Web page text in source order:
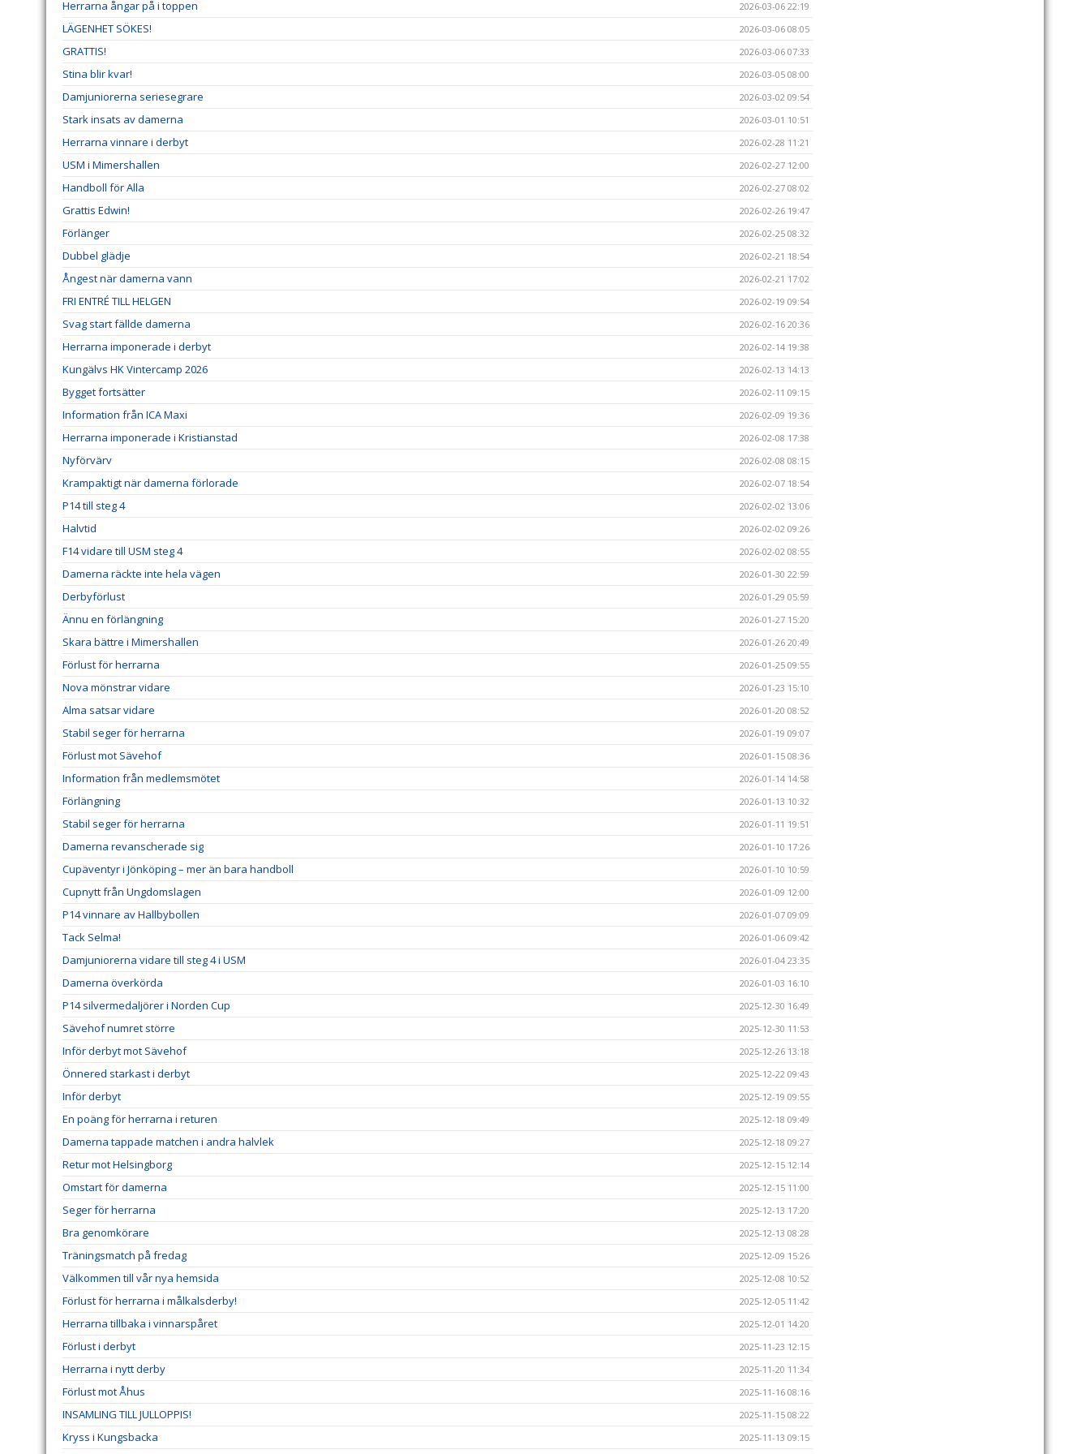
Herrarna ångar på i toppen 2026-03-06 22:19
LÄGENHET SÖKES! 2026-03-06 08:05
GRATTIS! 2026-03-06 07:33
Stina blir kvar! 2026-03-05 08:00
Damjuniorerna seriesegrare 2026-03-02 09:54
Stark insats av damerna 2026-03-01 10:51
Herrarna vinnare i derbyt 2026-02-28 11:21
USM i Mimershallen 2026-02-27 12:00
Handboll för Alla 2026-02-27 08:02
Grattis Edwin! 2026-02-26 19:47
Förlänger 2026-02-25 08:32
Dubbel glädje 2026-02-21 18:54
Ångest när damerna vann 2026-02-21 17:02
FRI ENTRÉ TILL HELGEN 2026-02-19 09:54
Svag start fällde damerna 2026-02-16 20:36
Herrarna imponerade i derbyt 2026-02-14 19:38
Kungälvs HK Vintercamp 2026 2026-02-13 14:13
Bygget fortsätter 2026-02-11 09:15
Information från ICA Maxi 2026-02-09 19:36
Herrarna imponerade i Kristianstad 2026-02-08 17:38
Nyförvärv 2026-02-08 08:15
Krampaktigt när damerna förlorade 2026-02-07 18:54
P14 till steg 4 2026-02-02 13:06
Halvtid 2026-02-02 09:26
F14 vidare till USM steg 4 2026-02-02 08:55
Damerna räckte inte hela vägen 2026-01-30 22:59
Derbyförlust 2026-01-29 05:59
Ännu en förlängning 2026-01-27 15:20
Skara bättre i Mimershallen 2026-01-26 20:49
Förlust för herrarna 2026-01-25 09:55
Nova mönstrar vidare 2026-01-23 15:10
Alma satsar vidare 2026-01-20 08:52
Stabil seger för herrarna 2026-01-19 09:07
Förlust mot Sävehof 2026-01-15 08:36
Information från medlemsmötet 2026-01-14 14:58
Förlängning 2026-01-13 10:32
Stabil seger för herrarna 2026-01-11 19:51
Damerna revanscherade sig 2026-01-10 17:26
Cupäventyr i Jönköping – mer än bara handboll 2026-01-10 10:59
Cupnytt från Ungdomslagen 2026-01-09 12:00
P14 vinnare av Hallbybollen 2026-01-07 09:09
Tack Selma! 2026-01-06 09:42
Damjuniorerna vidare till steg 4 i USM 2026-01-04 23:35
Damerna överkörda 2026-01-03 16:10
P14 silvermedaljörer i Norden Cup 2025-12-30 16:49
Sävehof numret större 2025-12-30 11:53
Inför derbyt mot Sävehof 2025-12-26 13:18
Önnered starkast i derbyt 2025-12-22 09:43
Inför derbyt 2025-12-19 09:55
En poäng för herrarna i returen 2025-12-18 09:49
Damerna tappade matchen i andra halvlek 2025-12-18 09:27
Retur mot Helsingborg 2025-12-15 12:14
Omstart för damerna 2025-12-15 11:00
Seger för herrarna 2025-12-13 17:20
Bra genomkörare 2025-12-13 08:28
Träningsmatch på fredag 2025-12-09 15:26
Välkommen till vår nya hemsida 2025-12-08 10:52
Förlust för herrarna i målkalsderby! 2025-12-05 11:42
Herrarna tillbaka i vinnarspåret 2025-12-01 14:20
Förlust i derbyt 2025-11-23 12:15
Herrarna i nytt derby 2025-11-20 11:34
Förlust mot Åhus 2025-11-16 08:16
INSAMLING TILL JULLOPPIS! 2025-11-15 08:22
Kryss i Kungsbacka 2025-11-13 09:15